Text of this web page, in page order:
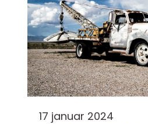
17 januar 2024